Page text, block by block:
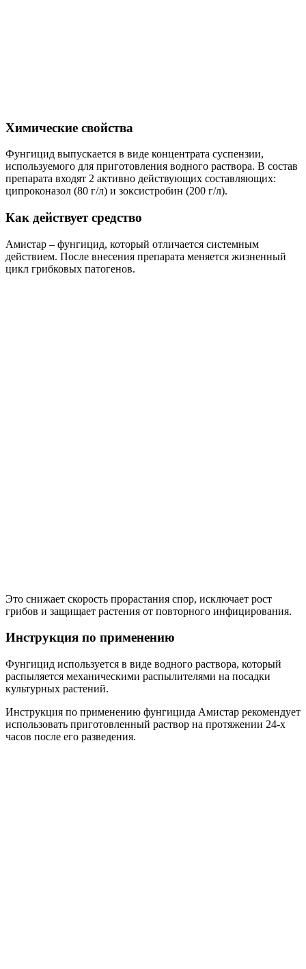
Химические свойства
Фунгицид выпускается в виде концентрата суспензии,
используемого для приготовления водного раствора. В состав
препарата входят 2 активно действующих составляющих:
ципроконазол (80 г/л) и зоксистробин (200 г/л).
Как действует средство
Амистар – фунгицид, который отличается системным
действием. После внесения препарата меняется жизненный
цикл грибковых патогенов.
Это снижает скорость прорастания спор, исключает рост
грибов и защищает растения от повторного инфицирования.
Инструкция по применению
Фунгицид используется в виде водного раствора, который
распыляется механическими распылителями на посадки
культурных растений.
Инструкция по применению фунгицида Амистар рекомендует
использовать приготовленный раствор на протяжении 24-х
часов после его разведения.